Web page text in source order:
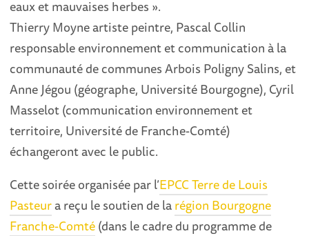
eaux et mauvaises herbes ».
Thierry Moyne artiste peintre, Pascal Collin
responsable environnement et communication à la
communauté de communes Arbois Poligny Salins, et
Anne Jégou (géographe, Université Bourgogne), Cyril
Masselot (communication environnement et
territoire, Université de Franche-Comté)
échangeront avec le public.
Cette soirée organisée par l’EPCC Terre de Louis
Pasteura reçu le soutien de larégion Bourgogne
Franche-Comté(dans le cadre du programme de